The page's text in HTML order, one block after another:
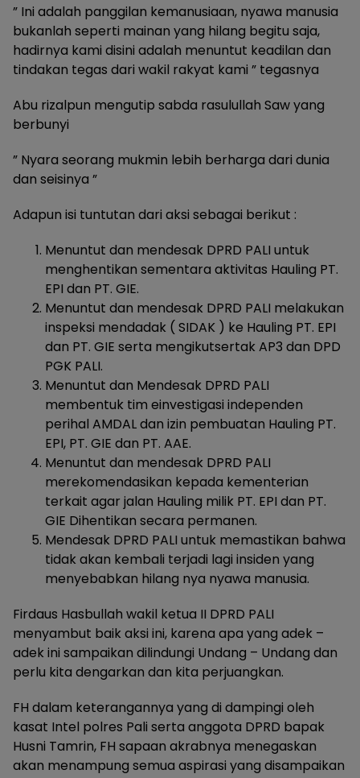
‎” Ini adalah panggilan kemanusiaan, nyawa manusia
bukanlah seperti mainan yang hilang begitu saja,
hadirnya kami disini adalah menuntut keadilan dan
tindakan tegas dari wakil rakyat kami ” tegasnya
‎Abu rizalpun mengutip sabda rasulullah Saw yang
berbunyi
‎” Nyara seorang mukmin lebih berharga dari dunia
dan seisinya ”
‎Adapun isi tuntutan dari aksi sebagai berikut :
‎Menuntut dan mendesak DPRD PALI untuk
menghentikan sementara aktivitas Hauling PT.
EPI dan PT. GIE.
Menuntut dan mendesak DPRD PALI melakukan
inspeksi mendadak ( SIDAK ) ke Hauling PT. EPI
dan PT. GIE serta mengikutsertak AP3 dan DPD
PGK PALI.
Menuntut dan Mendesak DPRD PALI
membentuk tim einvestigasi independen
perihal AMDAL dan izin pembuatan Hauling PT.
EPI, PT. GIE dan PT. AAE.
Menuntut dan mendesak DPRD PALI
merekomendasikan kepada kementerian
terkait agar jalan Hauling milik PT. EPI dan PT.
GIE Dihentikan secara permanen.
Mendesak DPRD PALI untuk memastikan bahwa
tidak akan kembali terjadi lagi insiden yang
menyebabkan hilang nya nyawa manusia.
‎Firdaus Hasbullah wakil ketua II DPRD PALI
menyambut baik aksi ini, karena apa yang adek –
adek ini sampaikan dilindungi Undang – Undang dan
perlu kita dengarkan dan kita perjuangkan.
‎FH dalam keterangannya yang di dampingi oleh
kasat Intel polres Pali serta anggota DPRD bapak
Husni Tamrin, FH sapaan akrabnya menegaskan
akan menampung semua aspirasi yang disampaikan